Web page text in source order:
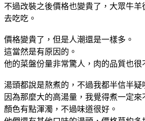
不過改裝之後價格也變貴了，大眾牛羊
去吃吃。
價格變貴了，但是人潮還是一樣多。
這當然是有原因的。
他的菜盤份量非常驚人，肉的品質也很
湯頭都說是熬煮的，不過我都半信半疑
因為那麼大的高湯量，我覺得煮一定來
顏色有點渾濁，不過味道很好。